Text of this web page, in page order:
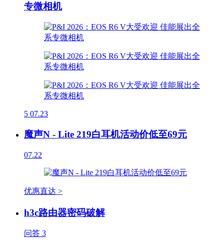
专微相机
5 07.23
魔声N - Lite 219白耳机活动价低至69元
07.22
优惠直达 >
h3c路由器密码破解
问答 3